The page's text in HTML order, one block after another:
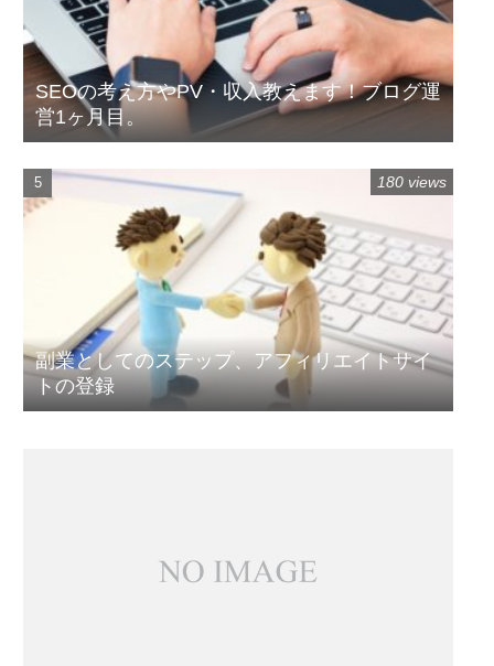
SEOの考え方やPV・収入教えます！ブログ運
営1ヶ月目。
副業としてのステップ、アフィリエイトサイ
トの登録
180 views